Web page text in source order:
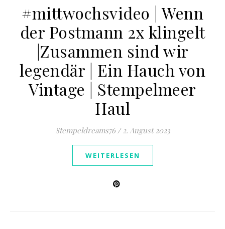
#mittwochsvideo | Wenn
der Postmann 2x klingelt
|Zusammen sind wir
legendär | Ein Hauch von
Vintage | Stempelmeer
Haul
Stempeldreams76 / 2. August 2023
WEITERLESEN